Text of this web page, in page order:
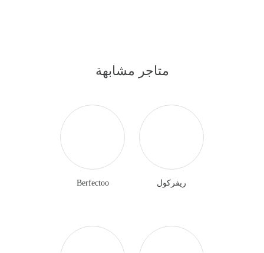
متاجر مشابهة
ريفركول Berfectoo